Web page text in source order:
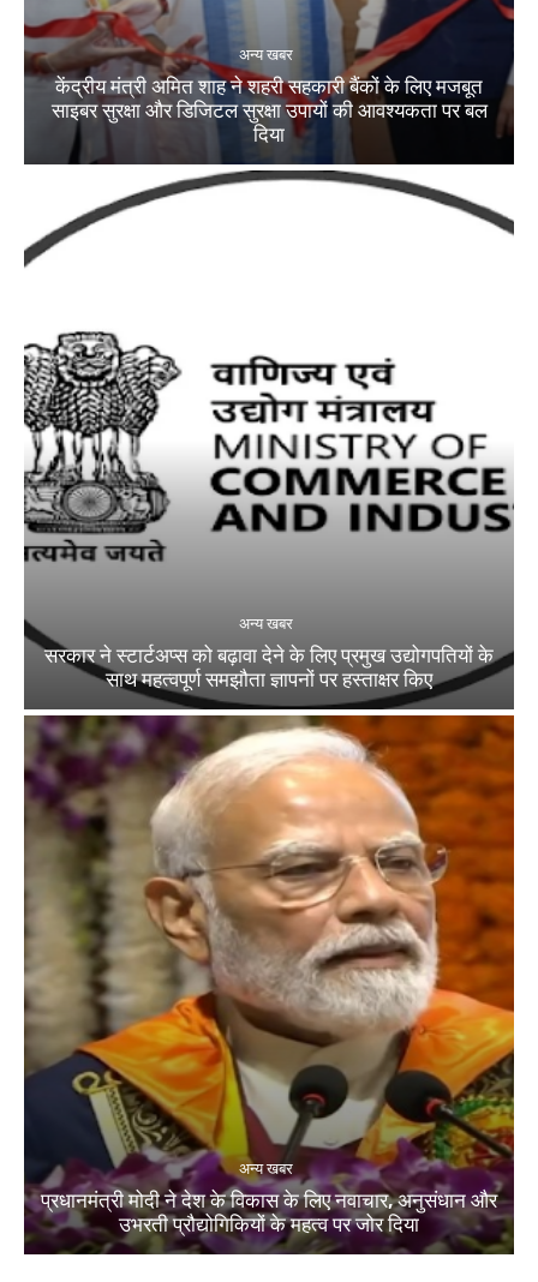
अन्य खबर
केंद्रीय मंत्री अमित शाह ने शहरी सहकारी बैंकों के लिए मजबूत
साइबर सुरक्षा और डिजिटल सुरक्षा उपायों की आवश्यकता पर बल
दिया
अन्य खबर
सरकार ने स्टार्टअप्‍स को बढ़ावा देने के लिए प्रमुख उद्योगपतियों के
साथ महत्‍वपूर्ण समझौता ज्ञापनों पर हस्‍ताक्षर किए
अन्य खबर
प्रधानमंत्री मोदी ने देश के विकास के लिए नवाचार, अनुसंधान और
उभरती प्रौद्योगिकियों के महत्व पर जोर दिया